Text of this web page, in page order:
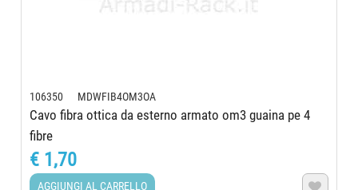
106350 MDWFIB4OM3OA
Cavo fibra ottica da esterno armato om3 guaina pe 4
fibre
€ 1,70
AGGIUNGI AL CARRELLO 